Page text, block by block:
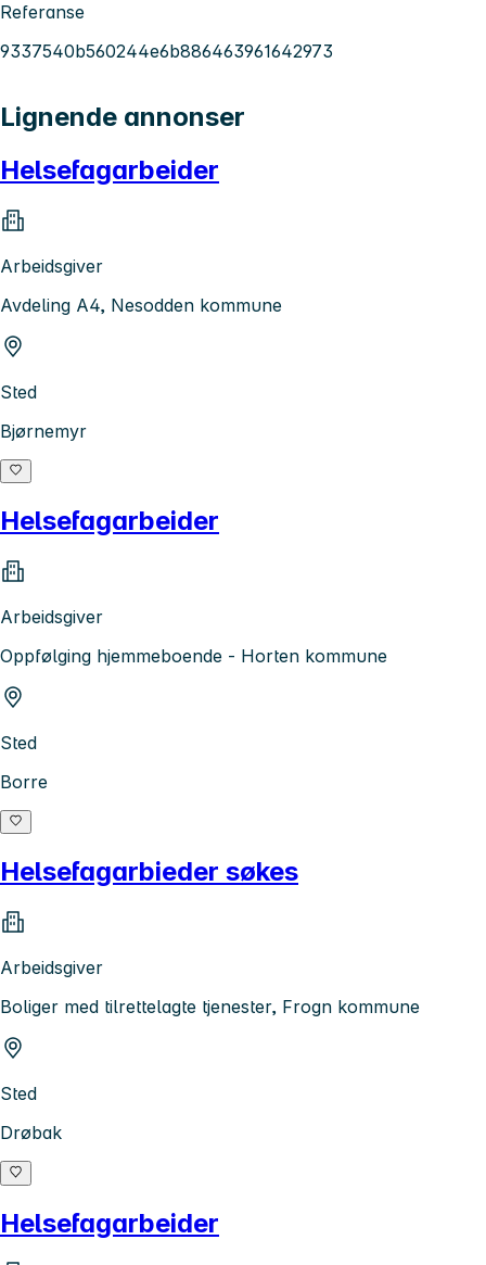
Referanse
9337540b560244e6b886463961642973
Lignende annonser
Helsefagarbeider
Arbeidsgiver
Avdeling A4, Nesodden kommune
Sted
Bjørnemyr
Helsefagarbeider
Arbeidsgiver
Oppfølging hjemmeboende - Horten kommune
Sted
Borre
Helsefagarbieder søkes
Arbeidsgiver
Boliger med tilrettelagte tjenester, Frogn kommune
Sted
Drøbak
Helsefagarbeider